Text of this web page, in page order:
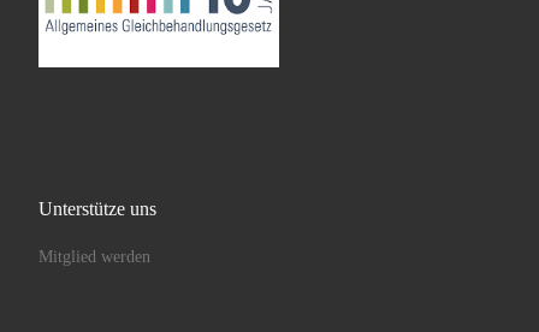
Unterstütze uns
Mitglied werden